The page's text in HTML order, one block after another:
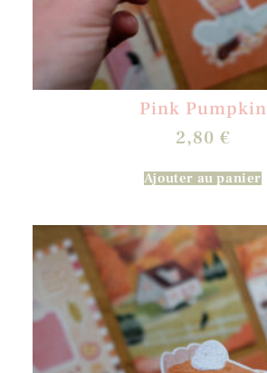
Pink Pumpkin
2,80 €
Ajouter au panier